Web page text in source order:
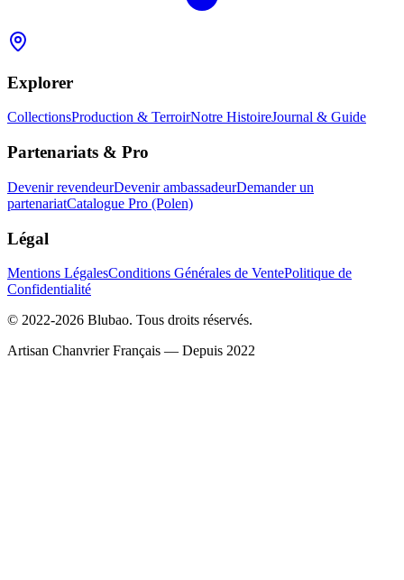
Explorer
CollectionsProduction & TerroirNotre HistoireJournal & Guide
Partenariats & Pro
Devenir revendeurDevenir ambassadeurDemander un
partenariatCatalogue Pro (Polen)
Légal
Mentions LégalesConditions Générales de VentePolitique de
Confidentialité
© 2022-2026 Blubao. Tous droits réservés.
Artisan Chanvrier Français — Depuis 2022